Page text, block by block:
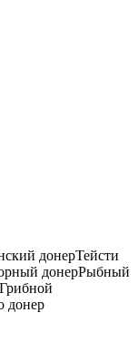
донерТейсти
донерРыбный
Грибной
донер